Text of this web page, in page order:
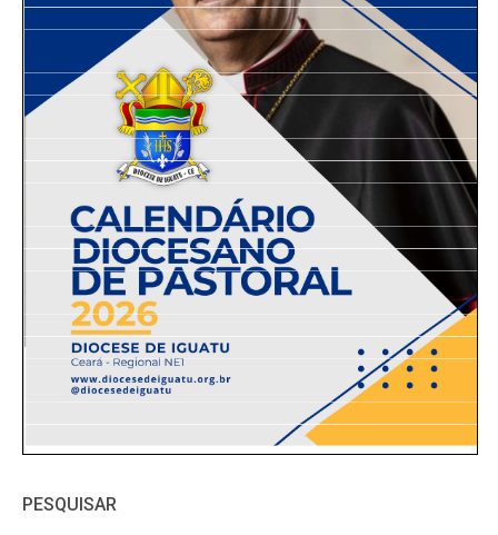
PESQUISAR